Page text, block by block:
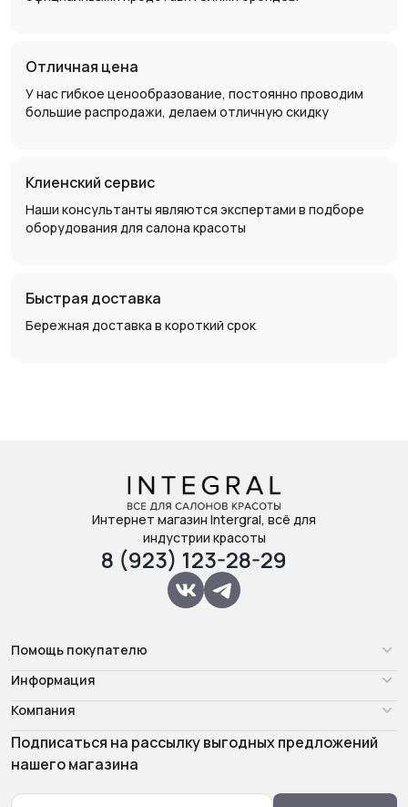
Отличная цена
У нас гибкое ценообразование, постоянно проводим
большие распродажи, делаем отличную скидку
Клиенский сервис
Наши консультанты являются экспертами в подборе
оборудования для салона красоты
Быстрая доставка
Бережная доставка в короткий срок
Интернет магазин Intergral, всё для
индустрии красоты
8 (923) 123-28-29
Помощь покупателю
Информация
Компания
Подписаться на рассылку выгодных предложений
нашего магазина